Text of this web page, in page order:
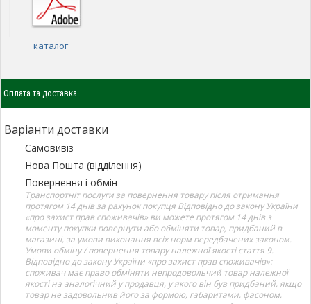
каталог
Оплата та доставка
Варіанти доставки
Самовивіз
Нова Пошта (відділення)
Повернення і обмін
Транспортніт послуги за повернення товару після отримання
протягом 14 днів за рахунок покупця Відповідно до закону України
«про захист прав споживачів» ви можете протягом 14 днів з
моменту покупки повернути або обміняти товар, придбаний в
магазині, за умови виконання всіх норм передбачених законом.
Умови обміну / повернення товару належної якості стаття 9.
Відповідно до закону України «про захист прав споживачів»:
споживач має право обміняти непродовольчий товар належної
якості на аналогічний у продавця, у якого він був придбаний, якщо
товар не задовольнив його за формою, габаритами, фасоном,